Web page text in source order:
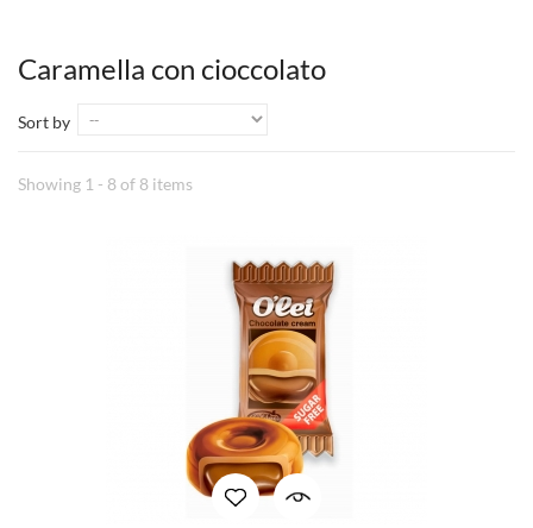
Caramella con cioccolato
Sort by
Showing 1 - 8 of 8 items